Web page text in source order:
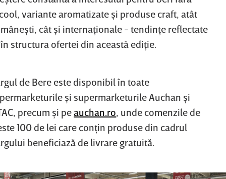
variante aromatizate şi produse craft, atât
cât şi internaţionale - tendinţe reflectate
structura ofertei din această ediţie.
de Bere este disponibil în toate
şi supermarketurile Auchan şi
precum şi peauchan.ro, unde comenzile de
100 de lei care conţin produse din cadrul
beneficiază de livrare gratuită.